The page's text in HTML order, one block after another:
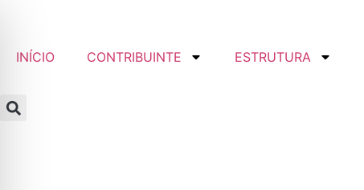
INÍCIO CONTRIBUINTE ESTRUTURA